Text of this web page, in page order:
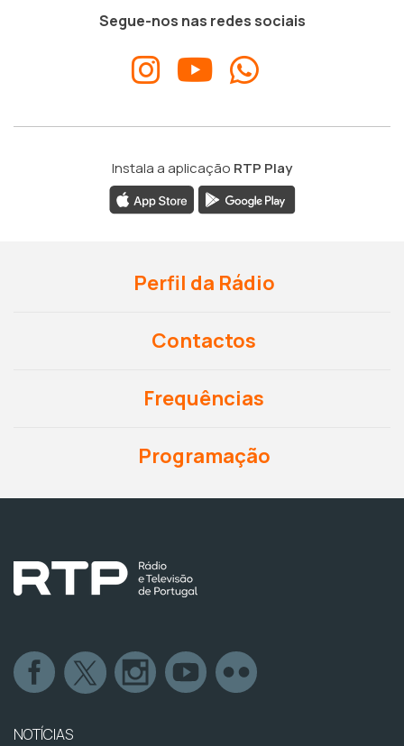
Segue-nos nas redes sociais
Instala a aplicação RTP Play
Perfil da Rádio
Contactos
Frequências
Programação
NOTÍCIAS